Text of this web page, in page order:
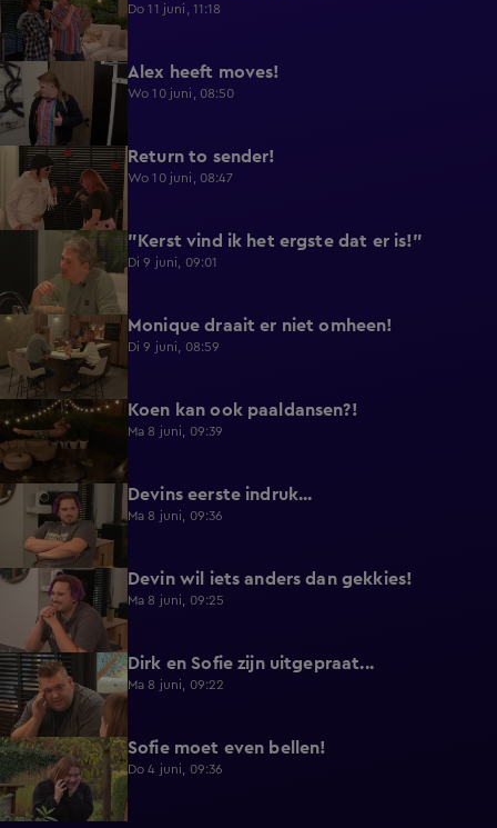
Do 11 juni, 11:18
0:43 Alex heeft moves!
Wo 10 juni, 08:50
0:36 Return to sender!
Wo 10 juni, 08:47
"Kerst vind ik het ergste dat er is!"
Di 9 juni, 09:01
0:29 Monique draait er niet omheen!
Di 9 juni, 08:59
0:38 Koen kan ook paaldansen?!
Ma 8 juni, 09:39
0:30 Devins eerste indruk...
Ma 8 juni, 09:36
0:25 Devin wil iets anders dan gekkies!
Ma 8 juni, 09:25
0:26 Dirk en Sofie zijn uitgepraat...
Ma 8 juni, 09:22
1:13 Sofie moet even bellen!
Do 4 juni, 09:36